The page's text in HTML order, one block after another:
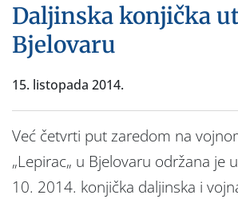
Daljinska konjička
Bjelovaru
15. listopada 2014.
Već četvrti put zaredom na
„Lepirac„ u Bjelovaru održana je
10. 2014. konjička daljinska i